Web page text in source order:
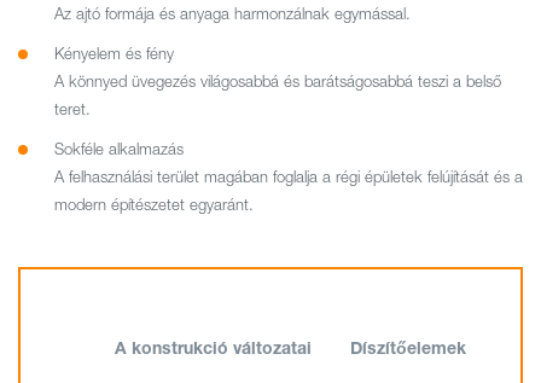
Az ajtó formája és anyaga harmonzálnak egymással.
Kényelem és fény
A könnyed üvegezés világosabbá és barátságosabbá teszi a belső
teret.
Sokféle alkalmazás
A felhasználási terület magában foglalja a régi épületek felújítását és a
modern építészetet egyaránt.
A konstrukció változatai Díszítőelemek